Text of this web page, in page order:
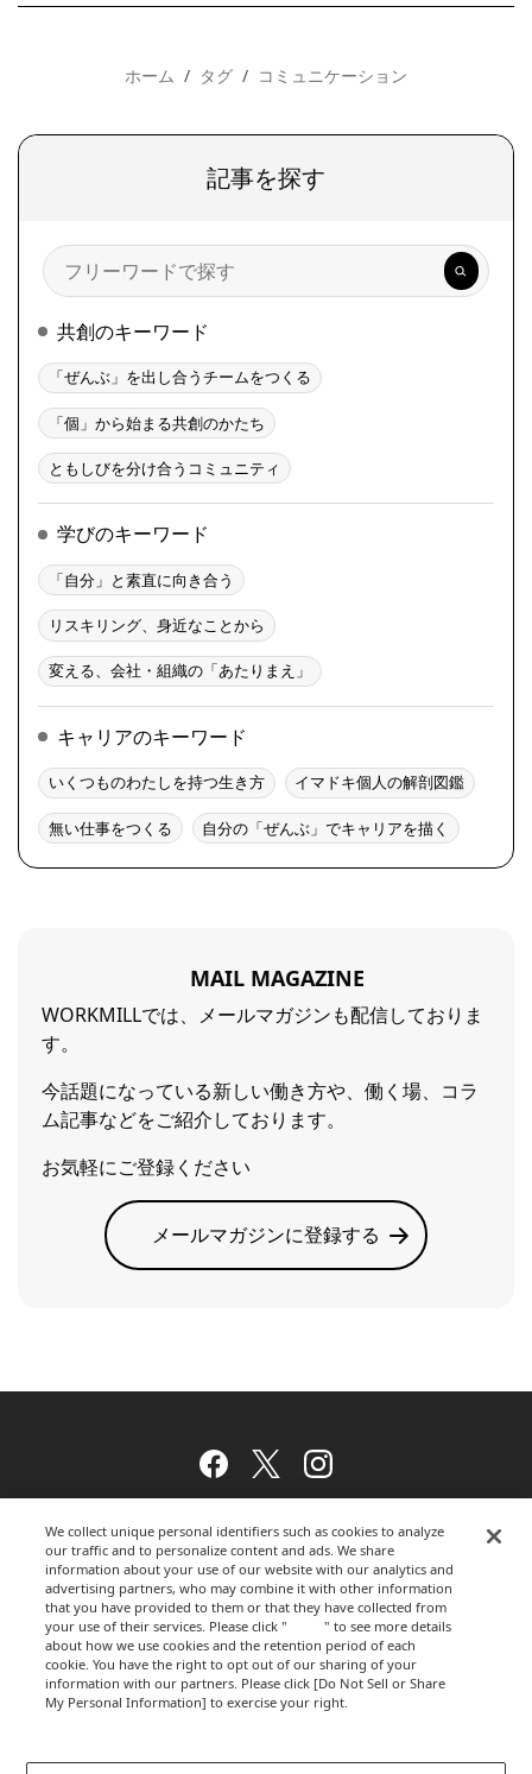
ホーム タグ コミュニケーション
記事を探す
検
索
共創のキーワード
「ぜんぶ」を出し合うチームをつくる
「個」から始まる共創のかたち
ともしびを分け合うコミュニティ
学びのキーワード
「自分」と素直に向き合う
リスキリング、身近なことから
変える、会社・組織の「あたりまえ」
キャリアのキーワード
いくつものわたしを持つ生き方 イマドキ個人の解剖図鑑
無い仕事をつくる 自分の「ぜんぶ」でキャリアを描く
MAIL MAGAZINE
WORKMILLでは、メールマガジンも配信しておりま
す。
今話題になっている新しい働き方や、働く場、コラ
ム記事などをご紹介しております。
お気軽にご登録ください
メールマガジンに登録する
Facebook
TwitterInstagram
ウェブサイトのご利用について
プライバシーポリシー
We collect unique personal identifiers such as cookies to analyze
our traffic and to personalize content and ads. We share
information about your use of our website with our analytics and
advertising partners, who may combine it with other information
that you have provided to them or that they have collected from
your use of their services. Please click "
here" to see more details
about how we use cookies and the retention period of each
cookie. You have the right to opt out of our sharing of your
information with our partners. Please click [Do Not Sell or Share
My Personal Information] to exercise your right.